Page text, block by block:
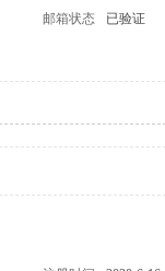
邮箱状态 已验证